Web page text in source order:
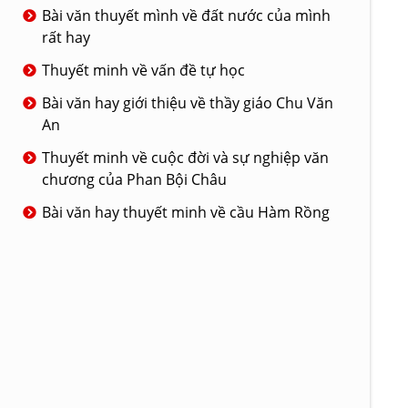
Bài văn thuyết mình về đất nước của mình
rất hay
Thuyết minh về vấn đề tự học
Bài văn hay giới thiệu về thầy giáo Chu Văn
An
Thuyết minh về cuộc đời và sự nghiệp văn
chương của Phan Bội Châu
Bài văn hay thuyết minh về cầu Hàm Rồng